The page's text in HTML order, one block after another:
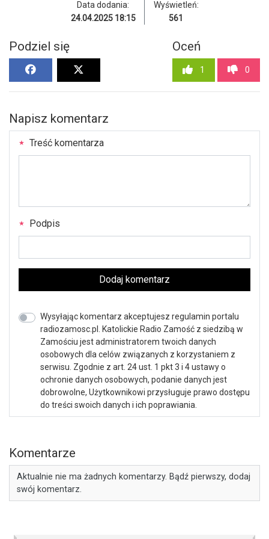
Data dodania:
24.04.2025 18:15
Wyświetleń:
561
Podziel się Oceń
1 0
Napisz komentarz
Treść komentarza
Podpis
Dodaj komentarz
Wysyłając komentarz akceptujesz regulamin portalu
radiozamosc.pl. Katolickie Radio Zamość z siedzibą w
Zamościu jest administratorem twoich danych
osobowych dla celów związanych z korzystaniem z
serwisu. Zgodnie z art. 24 ust. 1 pkt 3 i 4 ustawy o
ochronie danych osobowych, podanie danych jest
dobrowolne, Użytkownikowi przysługuje prawo dostępu
do treści swoich danych i ich poprawiania.
Komentarze
Aktualnie nie ma żadnych komentarzy. Bądź pierwszy, dodaj
swój komentarz.